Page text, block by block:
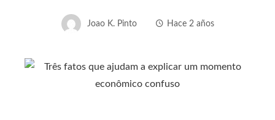
Joao K. Pinto Hace 2 años